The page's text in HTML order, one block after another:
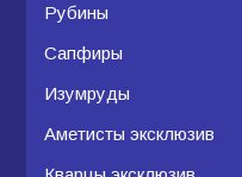
Рубины
Сапфиры
Изумруды
Аметисты эксклюзив